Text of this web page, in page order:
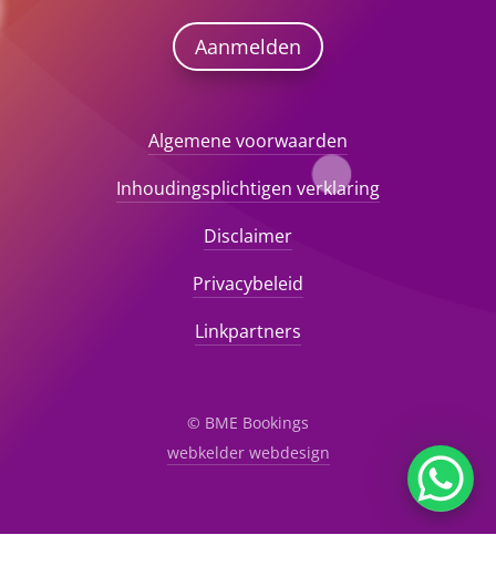
Aanmelden
Algemene voorwaarden
Inhoudingsplichtigen verklaring
Disclaimer
Privacybeleid
Linkpartners
© BME Bookings
webkelder webdesign